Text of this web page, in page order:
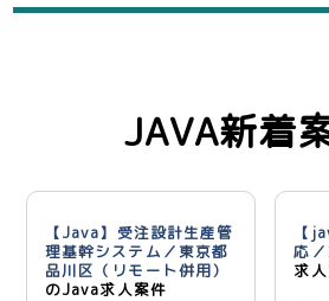
JAVA新着
【Java】受注設計生産管
理基幹システム／東京都
品川区（リモート併用）
のJava求人案件
【
応
求